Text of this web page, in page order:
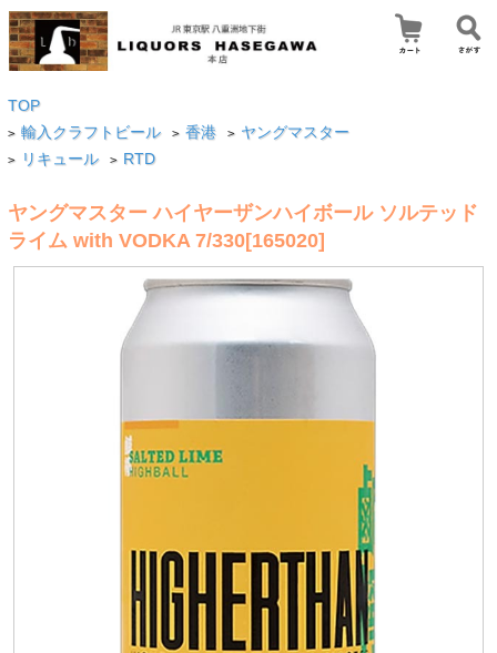
TOP
> 輸入クラフトビール > 香港 > ヤングマスター
> リキュール > RTD
ヤングマスター ハイヤーザンハイボール ソルテッド
ライム with VODKA 7/330[165020]